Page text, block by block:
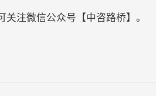
关注微信公众号【中咨路桥】。